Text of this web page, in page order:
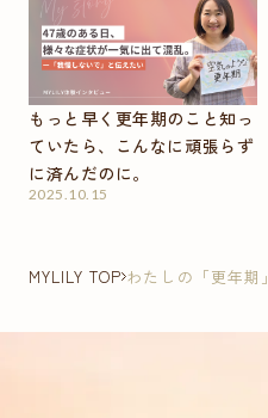
もっと早く更年期のこと知っ
ていたら、こんなに頑張らず
に済んだのに。
2025.10.15
MYLILY TOP わたしの「更年期」